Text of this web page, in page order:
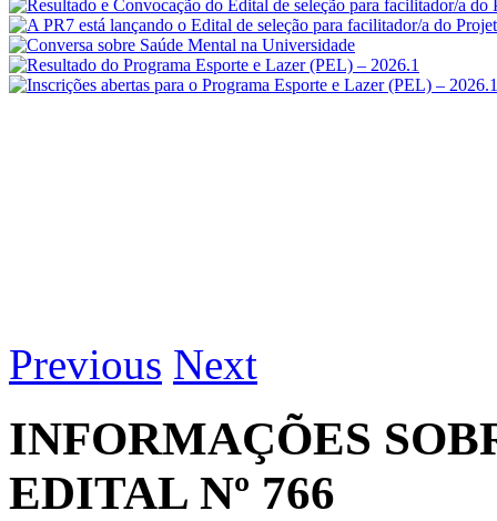
Previous Next
INFORMAÇÕES
EDITAL Nº 766